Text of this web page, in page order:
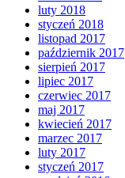
luty 2018
styczeń 2018
listopad 2017
październik 2017
sierpień 2017
lipiec 2017
czerwiec 2017
maj 2017
kwiecień 2017
marzec 2017
luty 2017
styczeń 2017